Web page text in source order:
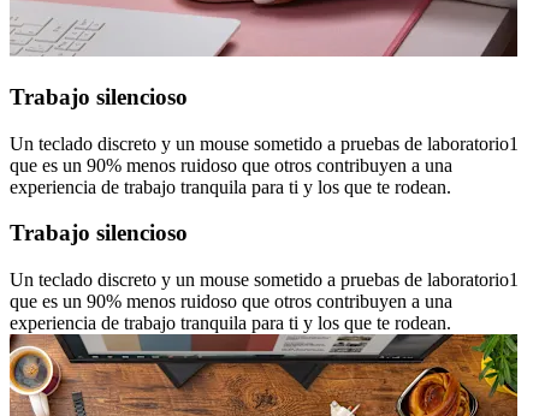
Trabajo silencioso
Un teclado discreto y un mouse sometido a pruebas de laboratorio1
que es un 90% menos ruidoso que otros contribuyen a una
experiencia de trabajo tranquila para ti y los que te rodean.
Trabajo silencioso
Un teclado discreto y un mouse sometido a pruebas de laboratorio1
que es un 90% menos ruidoso que otros contribuyen a una
experiencia de trabajo tranquila para ti y los que te rodean.